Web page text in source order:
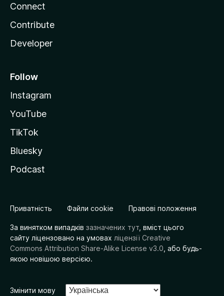
Connect
Contribute
Developer
Follow
Instagram
YouTube
TikTok
Bluesky
Podcast
Приватність Файли cookie Правові положення
За винятком випадків зазначених тут , вміст цього
сайту ліцензовано на умовах ліцензії Creative
Commons Attribution Share-Alike License v3.0 , або будь-
якою новішою версією.
Змінити мову